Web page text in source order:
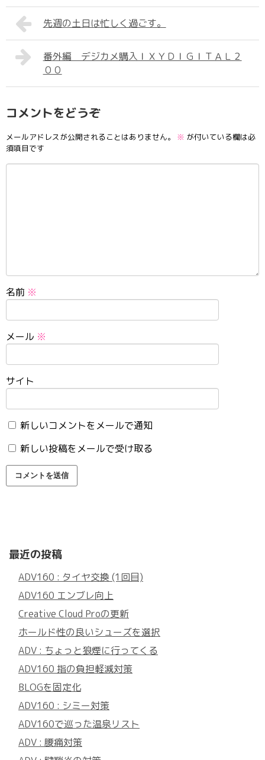
先週の土日は忙しく過ごす。
番外編 デジカメ購入ＩＸＹＤＩＧＩＴＡＬ２
００
コメントをどうぞ
メールアドレスが公開されることはありません。 ※ が付いている欄は必
須項目です
名前 ※
メール ※
サイト
新しいコメントをメールで通知
新しい投稿をメールで受け取る
最近の投稿
ADV160 : タイヤ交換 (1回目)
ADV160 エンブレ向上
Creative Cloud Proの更新
ホールド性の良いシューズを選択
ADV : ちょっと狼煙に行ってくる
ADV160 指の負担軽減対策
BLOGを固定化
ADV160 : シミー対策
ADV160で巡った温泉リスト
ADV : 腰痛対策